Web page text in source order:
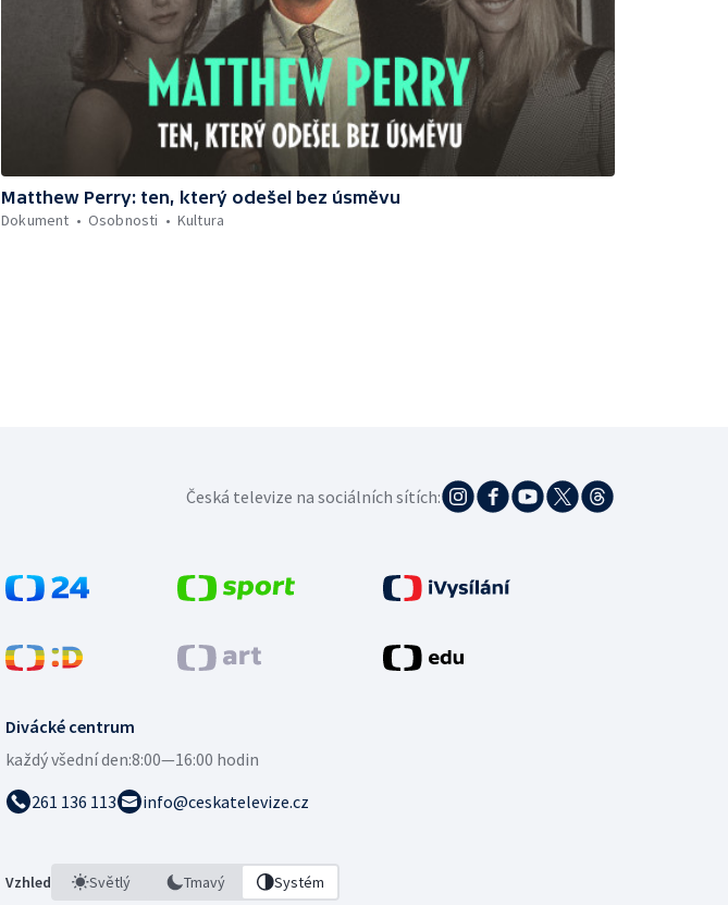
Matthew Perry: ten, který odešel bez úsměvu
Dokument
Osobnosti Kultura
Divácké centrum
každý všední den:8:00—16:00 hodin
261 136 113
info@ceskatelevize.cz
Vzhled Světlý Tmavý Systém
Česká televize na sociálních sítích: